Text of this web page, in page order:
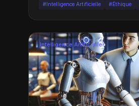
#Intelligence Artificielle #Éthique
Intelligence Artificielle